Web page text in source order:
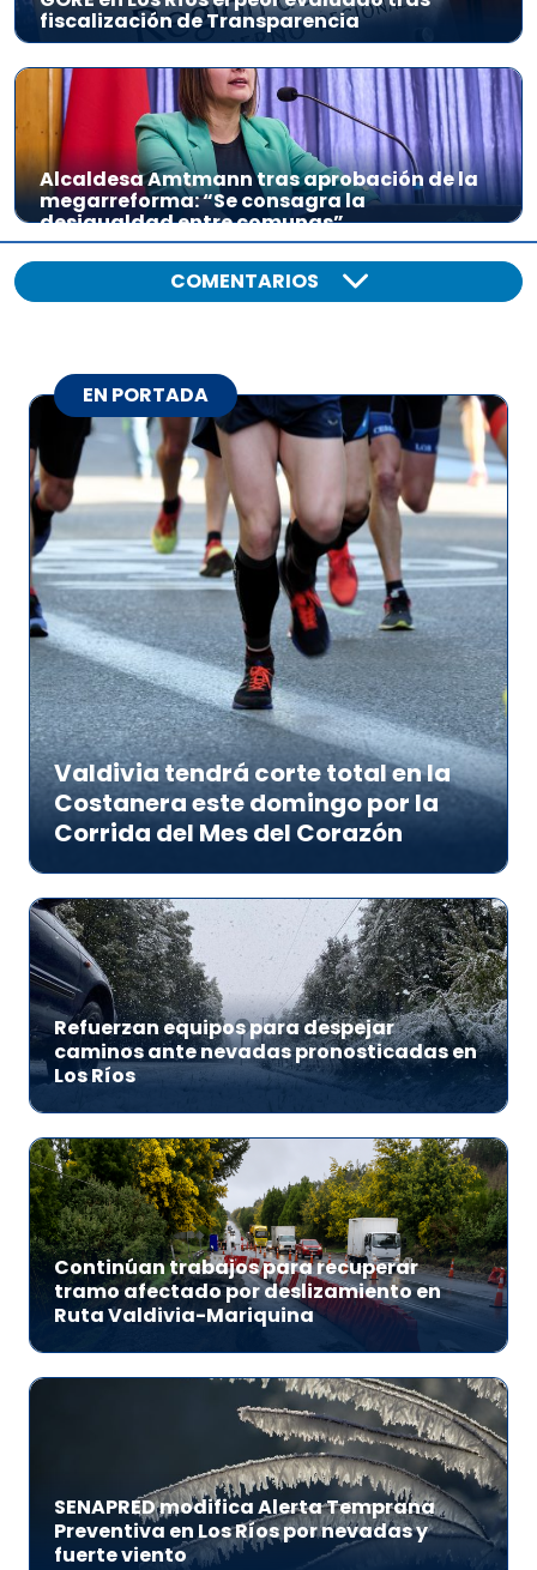
fiscalización de Transparencia
Alcaldesa Amtmann tras aprobación de la
megarreforma: “Se consagra la
desigualdad entre comunas”
COMENTARIOS
EN PORTADA
Valdivia tendrá corte total en la
Costanera este domingo por la
Corrida del Mes del Corazón
Refuerzan equipos para despejar
caminos ante nevadas pronosticadas en
Los Ríos
Continúan trabajos para recuperar
tramo afectado por deslizamiento en
Ruta Valdivia-Mariquina
SENAPRED modifica Alerta Temprana
Preventiva en Los Ríos por nevadas y
fuerte viento